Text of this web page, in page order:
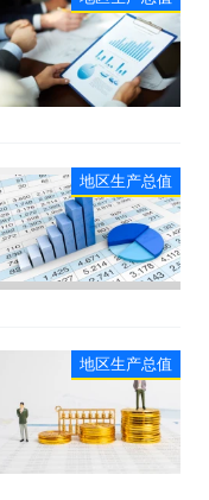
地区生产总值
地区生产总值